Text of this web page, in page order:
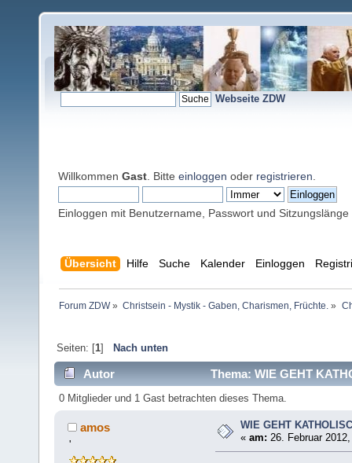
Webseite ZDW
Willkommen Gast . Bitte einloggen oder registrieren
Einloggen mit Benutzername, Passwort und Sitzungslänge
Übersicht Hilfe Suche Kalender Einloggen
Forum ZDW» Christsein - Mystik - Gaben, Charismen, Früchte. »
Seiten: [1] Nach unten
Autor Thema: WIE GEHT
0 Mitglieder und 1 Gast betrachten dieses Thema.
amos
'
WIE GEHT
«am: 26. Februar